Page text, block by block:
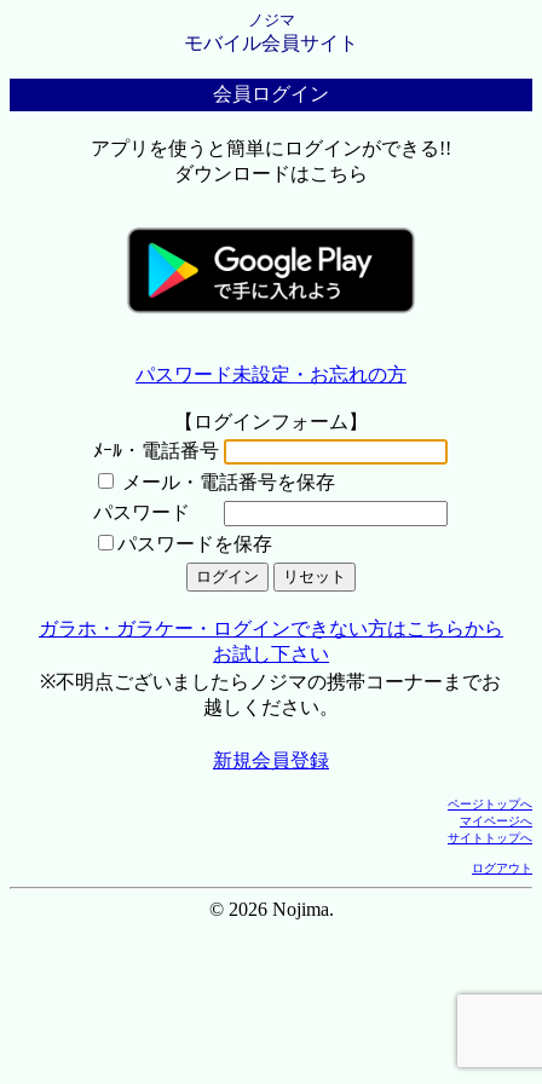
ノジマ
モバイル会員サイト
会員ログイン
アプリを使うと簡単にログインができる!!
ダウンロードはこちら
パスワード未設定・お忘れの方
【ログインフォーム】
ﾒｰﾙ・電話番号
メール・電話番号を保存
パスワード
パスワードを保存
ガラホ・ガラケー・ログインできない方はこちらから
お試し下さい
※不明点ございましたらノジマの携帯コーナーまでお
越しください。
新規会員登録
ページトップへ
マイページへ
サイトトップへ
ログアウト
© 2026 Nojima.